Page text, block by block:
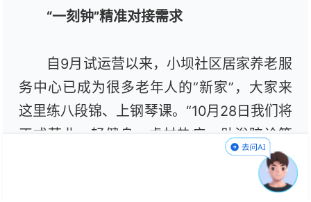
“一刻钟”精准对接需求
自9月试运营以来，小坝社区居家养老服
务中心已成为很多老年人的“新家”，大家来
这里练八段锦、上钢琴课。“10月28日我们将
正式营业，轻健身、虎杖热疗、助浴陪诊等
服务都会引入。”邓筠说。走进小坝社区“多
元邻里坊”，快递小哥在“蜂享驿站”里喝着热